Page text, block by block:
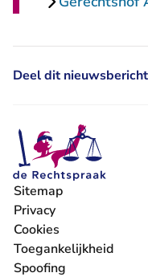
Deel dit
Sitemap
Privacy
Cookies
Toegankelijkheid
Spoofing